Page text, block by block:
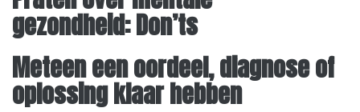
gezondheid:Don’ts
Meteen een oordeel, diagnose of
oplossing klaar hebben